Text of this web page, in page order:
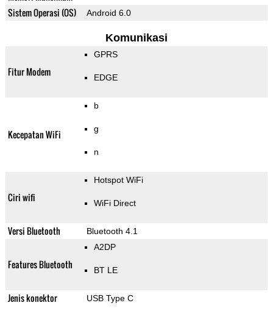
Sistem Operasi (OS)
Android 6.0
Komunikasi
Fitur Modem
GPRS
EDGE
Kecepatan WiFi
b
g
n
Ciri wifi
Hotspot WiFi
WiFi Direct
Versi Bluetooth Bluetooth 4.1
Features Bluetooth
A2DP
BT LE
Jenis konektor USB Type C